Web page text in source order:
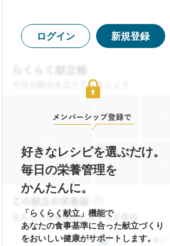
ログイン 新規登録
好きなレシピを選ぶだけ。
毎日の栄養管理を
かんたんに。
「らくらく献立」機能で
あなたの食事基準に合った献立づくり
をおいしい健康がサポートします。